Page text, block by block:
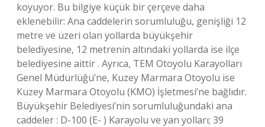
koyuyor. Bu bilgiye küçük bir çerçeve daha
eklenebilir: Ana caddelerin sorumluluğu, genişliği 12
metre ve üzeri olan yollarda büyükşehir
belediyesine, 12 metrenin altındaki yollarda ise ilçe
belediyesine aittir . Ayrıca, TEM Otoyolu Karayolları
Genel Müdürlüğü’ne, Kuzey Marmara Otoyolu ise
Kuzey Marmara Otoyolu (KMO) İşletmesi’ne bağlıdır.
Büyükşehir Belediyesi’nin sorumluluğundaki ana
caddeler : D-100 (E- ) Karayolu ve yan yolları; 39